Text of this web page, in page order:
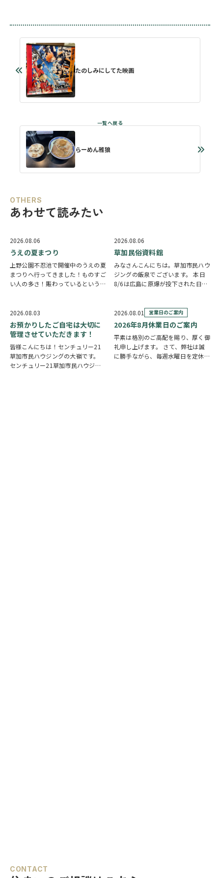
たのしみにしてた映画
らーめん雅狼
OTHERS
あわせて読みたい
2026.08.06
うえの夏まつり
上野公園不忍池で開催中のうえの夏
まつりへ行ってきました！ものすご
い人の多さ！賑わっているという言
多く皆さん思い思いに夏祭りを楽し
んでいる様子がとても印象的でした
会場にはたく…
2026.08.06
草加民俗資料館
みなさんこんにちは。草加市民ハウ
ジングの飯泉でございます。 本日
8/6は広島に原爆が投下された日に
もあります。 草加でも谷塚町、新
田などで空襲があったと言い伝えが
あります。草加…
2026.08.03
お預かりしたご自宅は大切に
管理させていただきます！
皆様こんにちは！センチュリー21
草加市民ハウジングの大嶺です。
センチュリー21草加市民ハウジン
2026.08.01 営業日のご案内
2026年8月休業日のご案内
平素は格別のご高配を賜り、厚く御
礼申し上げます。 さて、弊社は誠
に勝手ながら、毎週水曜日を定休日
CONTACT